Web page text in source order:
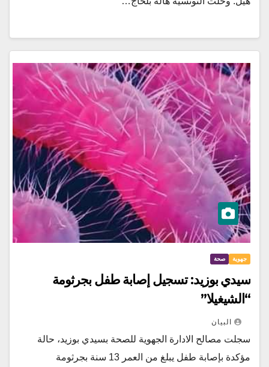
جهوية صحة
سيدي بوزيد: تسجيل إصابة طفل بجرثومة
“الشيغيلا”
البيان
سجلت مصالح الادارة الجهوية للصحة بسيدي بوزيد، حالة
مؤكدة بإصابة طفل يبلغ من العمر 13 سنة بجرثومة